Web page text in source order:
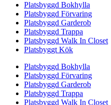
Platsbyggd Bokhylla
Platsbyggd Förvaring
Platsbyggd Garderob
Platsbyggd Trappa
Platsbyggd Walk In Closet
Platsbyggt Kök
Platsbyggd Bokhylla
Platsbyggd Förvaring
Platsbyggd Garderob
Platsbyggd Trappa
Platsbyggd Walk In Closet